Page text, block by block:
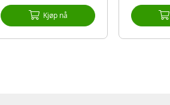
Kjøp nå